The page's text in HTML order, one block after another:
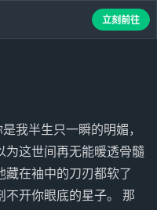
我半生只一瞬的明媚，
为这世间再无能暖透骨髓
藏在袖中的刀刃都软了
不开你眼底的星子。 那
立刻前往